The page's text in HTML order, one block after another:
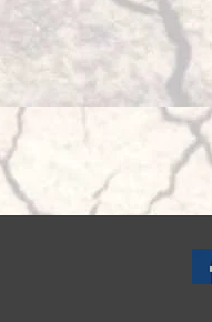
Universal
124.200
9
49,930
0.200